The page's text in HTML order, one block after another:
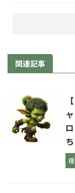
関連記事